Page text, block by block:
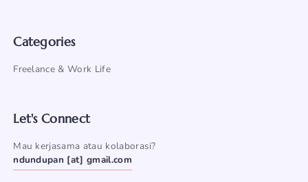
Categories
Freelance & Work Life
Let's Connect
Mau kerjasama atau kolaborasi?
ndundupan [at] gmail.com